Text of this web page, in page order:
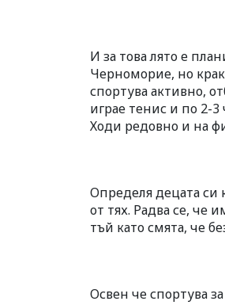
И за това лято е
Черноморие, но
спортува активно,
играе тенис и по 2-
Ходи редовно и на
Определя децата си
от тях. Радва се, че
тъй като смята, че
Освен че спортува